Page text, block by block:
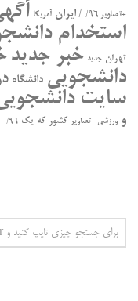
+تصاویر ۹۶/ / ایران آمریکا
استخدام
تهران جدید خبر جدید
دانشجویی دانشگاه
سایت
و ورزشی +تصاویر کشور که یک ۹۶/